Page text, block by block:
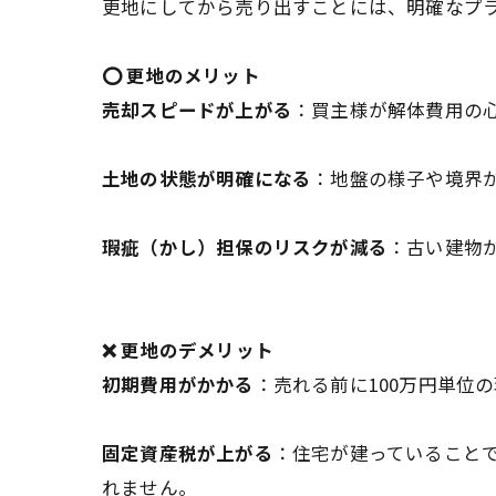
更地にしてから売り出すことには、明確なプ
⭕️ 更地のメリット
売却スピードが上がる ：買主様が解体費用
土地の状態が明確になる ：地盤の様子や境
瑕疵（かし）担保のリスクが減る ：古い建物
❌ 更地のデメリット
初期費用がかかる ：売れる前に100万円単位
固定資産税が上がる ：住宅が建っているこ
れません。